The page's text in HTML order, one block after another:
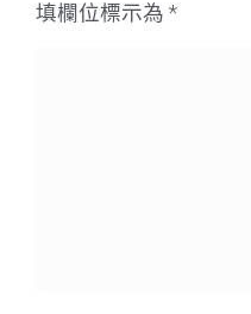
填欄位標示為 *